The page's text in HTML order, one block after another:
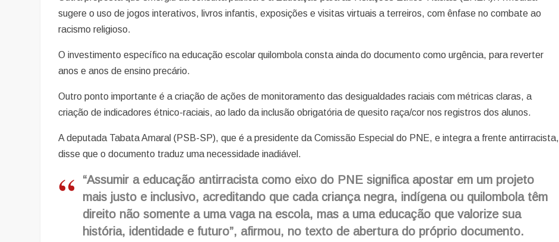
sugere o uso de jogos interativos, livros infantis, exposições e visitas virtuais a terreiros, com ênfase no combate ao
racismo religioso.
O investimento específico na educação escolar quilombola consta ainda do documento como urgência, para reverter
anos e anos de ensino precário.
Outro ponto importante é a criação de ações de monitoramento das desigualdades raciais com métricas claras, a
criação de indicadores étnico-raciais, ao lado da inclusão obrigatória de quesito raça/cor nos registros dos alunos.
A deputada Tabata Amaral (PSB-SP), que é a presidente da Comissão Especial do PNE, e integra a frente antirracista,
disse que o documento traduz uma necessidade inadiável.
“Assumir a educação antirracista como eixo do PNE significa apostar em um projeto
mais justo e inclusivo, acreditando que cada criança negra, indígena ou quilombola têm
direito não somente a uma vaga na escola, mas a uma educação que valorize sua
história, identidade e futuro”, afirmou, no texto de abertura do próprio documento.